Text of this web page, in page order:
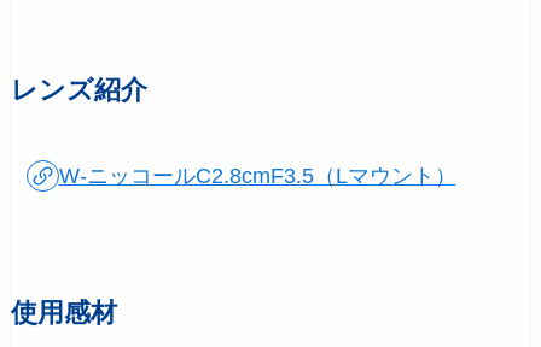
レンズ紹介
W-ニッコールC2.8cmF3.5（Lマウント）
使用感材